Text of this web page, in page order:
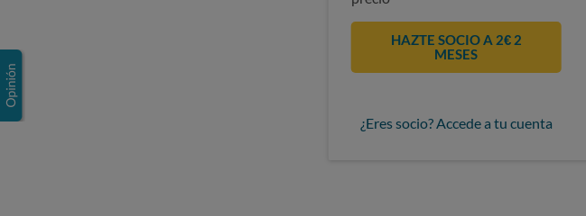
HAZTE SOCIO A 2€ 2
MESES
¿Eres socio? Accede a tu cuenta